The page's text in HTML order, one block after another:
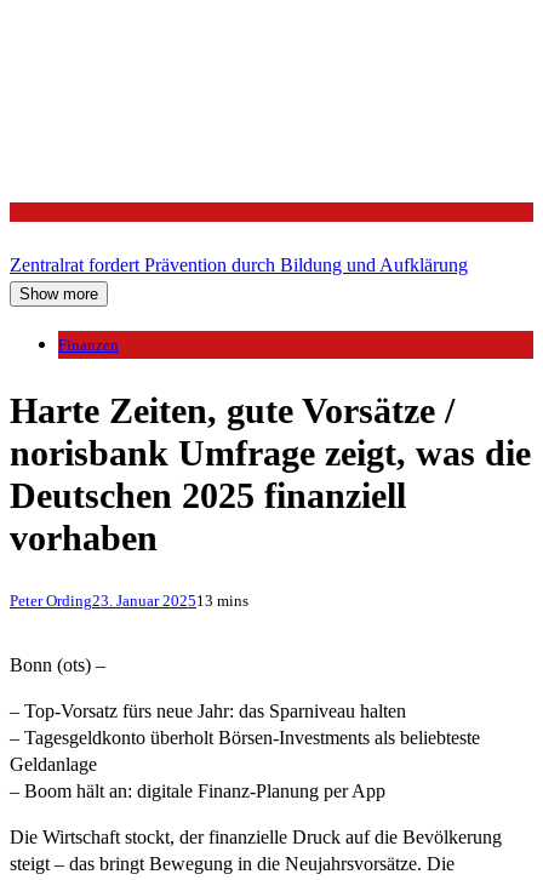
Zentralrat fordert Prävention durch Bildung und Aufklärung
Show more
Finanzen
Harte Zeiten, gute Vorsätze /
norisbank Umfrage zeigt, was die
Deutschen 2025 finanziell
vorhaben
Peter Ording23. Januar 202513 mins
Bonn (ots) –
– Top-Vorsatz fürs neue Jahr: das Sparniveau halten
– Tagesgeldkonto überholt Börsen-Investments als beliebteste
Geldanlage
– Boom hält an: digitale Finanz-Planung per App
Die Wirtschaft stockt, der finanzielle Druck auf die Bevölkerung
steigt – das bringt Bewegung in die Neujahrsvorsätze. Die